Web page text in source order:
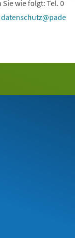
wie folgt: Tel. 0
datenschutz
pade